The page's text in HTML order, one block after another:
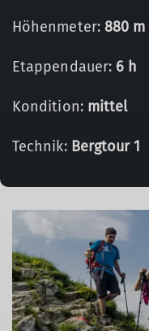
Höhenmeter: 880 m
Etappendauer: 6 h
Kondition: mittel
Technik: Bergtour 1